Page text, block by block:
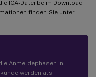
ICA-Datei beim Download
finden Sie unter
Anmeldephasen in
werden als